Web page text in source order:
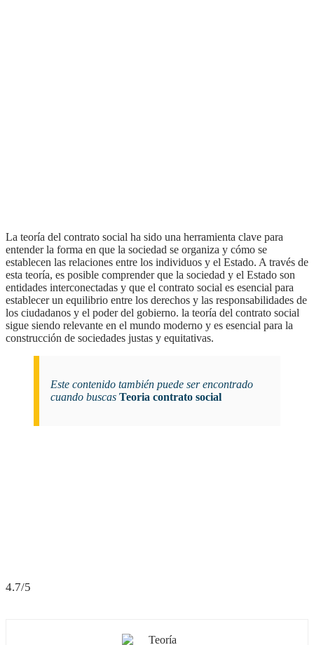
la teoría del contrato social ha sido una herramienta clave para
entender la forma en que la sociedad se organiza y cómo se
establecen las relaciones entre los individuos y el Estado. A través de
esta teoría, es posible comprender que la sociedad y el Estado son
entidades interconectadas y que el contrato social es esencial para
establecer un equilibrio entre los derechos y las responsabilidades de
los ciudadanos y el poder del gobierno. la teoría del contrato social
sigue siendo relevante en el mundo moderno y es esencial para la
construcción de sociedades justas y equitativas.
Este contenido también puede ser encontrado
cuando buscas Teoria contrato social
4.7/5